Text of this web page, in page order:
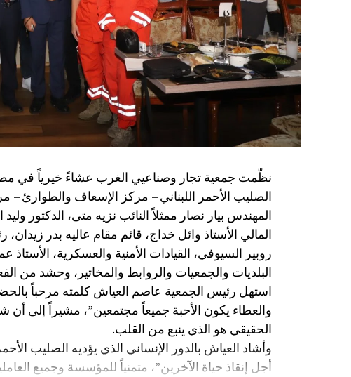
الصليب الأحمر اللبناني – مركز الإسعاف والطوارئ
المهندس بيار نصار ممثلاً النائب نزيه متى، الدكتور
المالي الأستاذ وائل خداج، قائم مقام عاليه بدر
روبير السيوفي، القيادات الأمنية والعسكرية،
البلديات والجمعيات والروابط والمخاتير، وحشد من
استهل رئيس الجمعية عاصم العياش كلمته مرحباً
والعطاء يكون الأحبة جميعاً مجتمعين”، مشيراً إلى أن
الحقيقي هو الذي ينبع من القلب.
وأشاد العياش بالدور الإنساني الذي يؤديه الصليب
أجل إنقاذ حياة الآخرين”، متمنياً للمؤسسة وجميع